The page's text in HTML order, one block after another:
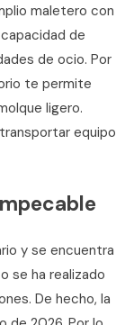
maletero con
de
de ocio. Por
te permite
ligero.
equipo
y se encuentra
se ha realizado
De hecho, la